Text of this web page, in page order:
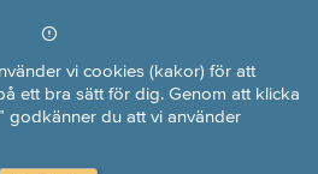
vi cookies (kakor) för att
ett bra sätt för dig. Genom att klicka
godkänner du att vi använder